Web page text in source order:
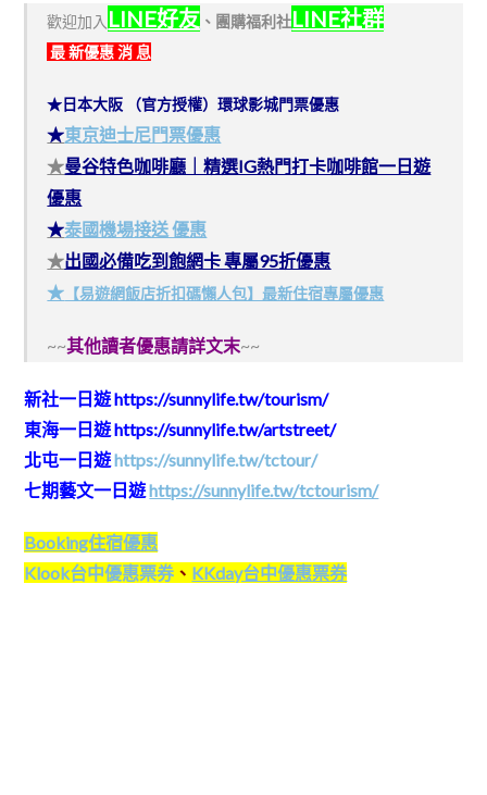
歡迎加入 LINE好友 、 團購福利社LINE社群
最 新優惠 消 息
★日本大阪 （官方授權）環球影城門票優惠
★東京迪士尼門票優惠
★曼谷特色咖啡廳｜精選IG熱門打卡咖啡館一日遊
優惠
★泰國機場接送 優惠
★出國必備吃到飽網卡 專屬95折優惠
★ 【易遊網飯店折扣碼懶人包】最新住宿專屬優惠
~~其他讀者優惠請詳文末~~
新社一日遊https://sunnylife.tw/tourism/
東海一日遊https://sunnylife.tw/artstreet/
北屯一日遊https://sunnylife.tw/tctour/
七期藝文一日遊https://sunnylife.tw/tctourism/
Booking住宿優惠
Klook台中優惠票券 、 KKday台中優惠票券